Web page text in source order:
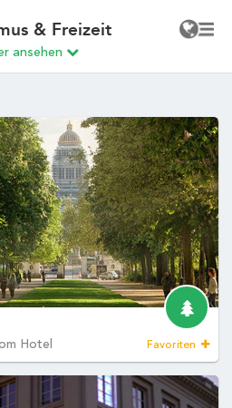
Ihr Hotel :
4*
4*
5*
la-Neuve, 3*
Neuve, 4*
4*
Startseite
Umgebung